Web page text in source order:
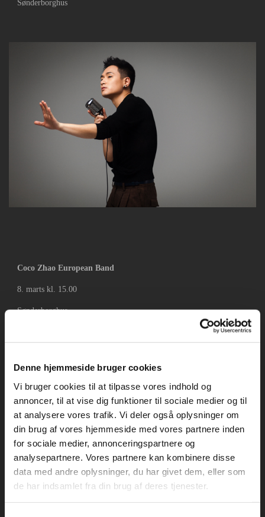
Denne hjemmeside bruger cookies
Vi bruger cookies til at tilpasse vores indhold og
annoncer, til at vise dig funktioner til sociale medier og til
at analysere vores trafik. Vi deler også oplysninger om
din brug af vores hjemmeside med vores partnere inden
for sociale medier, annonceringspartnere og
analysepartnere. Vores partnere kan kombinere disse
data med andre oplysninger, du har givet dem, eller som
de har indsamlet fra din brug af deres tjenester.
Sønderborghus
Coco Zhao European Band
8. marts kl. 15.00
Sønderborghus